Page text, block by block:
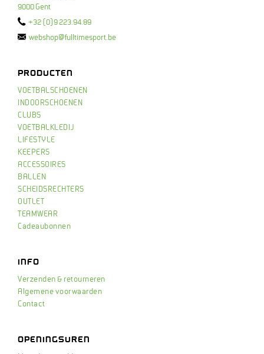
9000 Gent
+32 (0)9 223.94.89
webshop@fulltimesport.be
PRODUCTEN
VOETBALSCHOENEN
INDOORSCHOENEN
CLUBS
VOETBALKLEDIJ
LIFESTYLE
KEEPERS
ACCESSOIRES
BALLEN
SCHEIDSRECHTERS
OUTLET
TEAMWEAR
Cadeaubonnen
INFO
Verzenden & retourneren
Algemene voorwaarden
Contact
OPENINGSUREN